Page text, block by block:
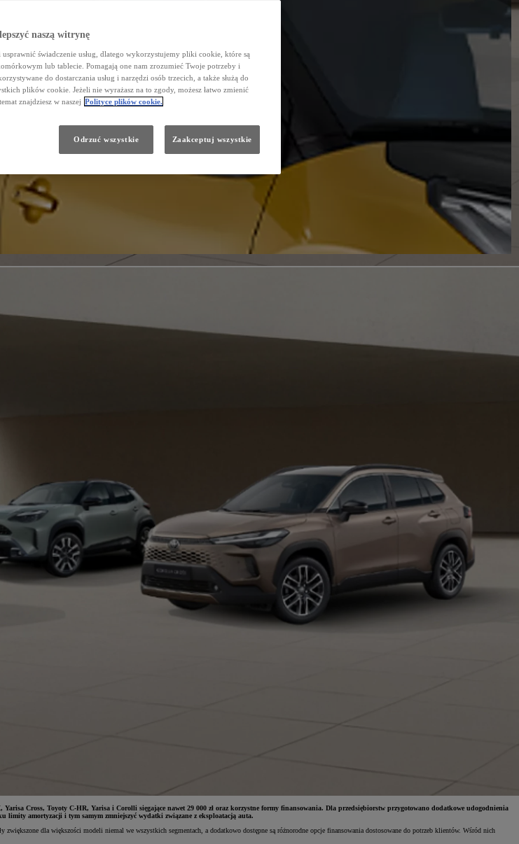
Cross, Toyoty C-HR, Yarisa i Corolli sięgające nawet 29 000 zł oraz korzystne formy finansowania. Dla przedsiębiorstw przygotowano dodatkowe udogodnienia
limity amortyzacji i tym samym zmniejszyć wydatki związane z eksploatacją auta.
dla większości modeli niemal we wszystkich segmentach, a dodatkowo dostępne są różnorodne opcje finansowania dostosowane do potrzeb klientów. Wśród nich
naszą witrynę
świadczenie usług, dlatego wykorzystujemy pliki cookie, które są
lub tablecie. Pomagają one nam zrozumieć Twoje potrzeby i
do dostarczania usług i narzędzi osób trzecich, a także służą do
plików cookie. Jeżeli nie wyrażasz na to zgody, możesz łatwo zmienić
znajdziesz w naszej Polityce plików cookie.
Odrzuć wszystkie Zaakceptuj wszystkie